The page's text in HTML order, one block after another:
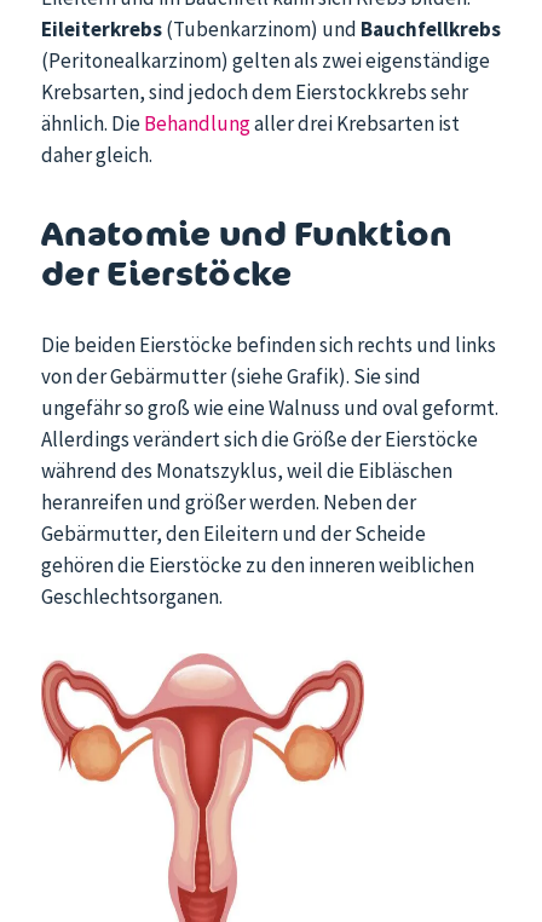
Eileiterkrebs(Tubenkarzinom) und Bauchfellkrebs
(Peritonealkarzinom) gelten als zwei eigenständige
Krebsarten, sind jedoch dem Eierstockkrebs sehr
ähnlich. DieBehandlungaller drei Krebsarten ist
daher gleich.
Anatomie und Funktion
der Eierstöcke
Die beiden Eierstöcke befinden sich rechts und links
von der Gebärmutter (siehe Grafik). Sie sind
ungefähr so groß wie eine Walnuss und oval geformt.
Allerdings verändert sich die Größe der Eierstöcke
während des Monatszyklus, weil die Eibläschen
heranreifen und größer werden. Neben der
Gebärmutter, den Eileitern und der Scheide
gehören die Eierstöcke zu den inneren weiblichen
Geschlechtsorganen.